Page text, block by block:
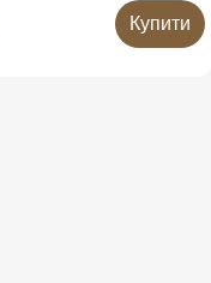
Купити